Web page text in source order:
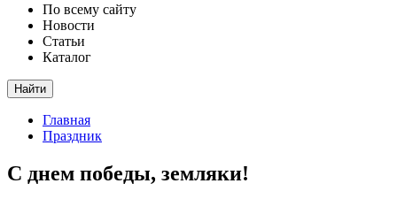
По всему сайту
Новости
Статьи
Каталог
Найти
Главная
Праздник
С днем победы, земляки!